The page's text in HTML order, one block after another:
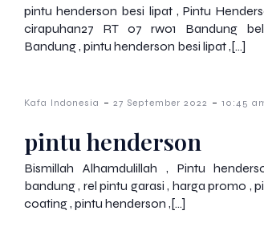
pintu henderson besi lipat , Pintu
cirapuhan27 RT 07 rw01 Bandung
Bandung , pintu henderson besi lipat ,[…]
Kafa Indonesia - 27 September 2022 - 10:45
pintu henderson
Bismillah Alhamdulillah , Pintu
bandung , rel pintu garasi , harga promo ,
coating , pintu henderson ,[…]